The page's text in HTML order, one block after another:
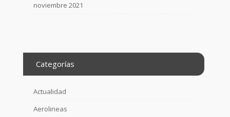
noviembre 2021
Categorías
Actualidad
Aerolineas